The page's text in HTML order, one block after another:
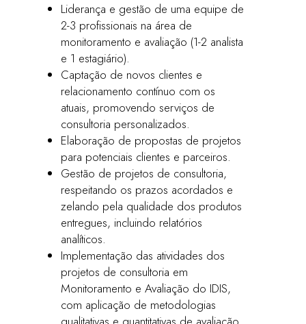
Liderança e gestão de uma equipe de
2-3 profissionais na área de
monitoramento e avaliação (1-2 analista
e 1 estagiário).
Captação de novos clientes e
relacionamento contínuo com os
atuais, promovendo serviços de
consultoria personalizados.
Elaboração de propostas de projetos
para potenciais clientes e parceiros.
Gestão de projetos de consultoria,
respeitando os prazos acordados e
zelando pela qualidade dos produtos
entregues, incluindo relatórios
analíticos.
Implementação das atividades dos
projetos de consultoria em
Monitoramento e Avaliação do IDIS,
com aplicação de metodologias